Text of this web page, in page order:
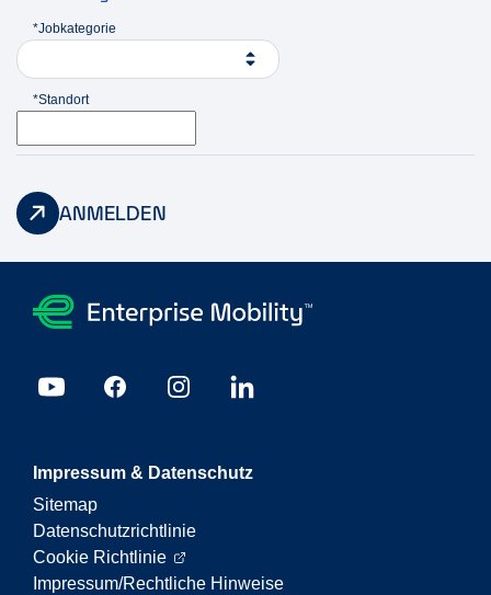
*Jobkategorie
*Standort
ANMELDEN
Impressum & Datenschutz
Sitemap
Datenschutzrichtlinie
Cookie Richtlinie
Impressum/Rechtliche Hinweise